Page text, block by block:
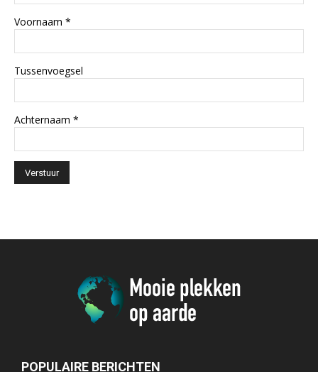
Voornaam *
Tussenvoegsel
Achternaam *
POPULAIRE BERICHTEN